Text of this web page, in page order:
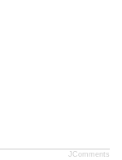
JComments